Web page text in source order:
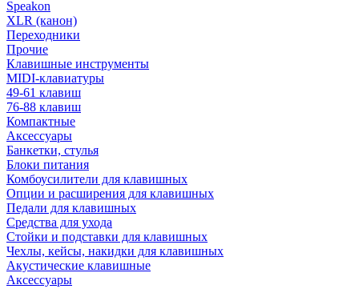
Speakon
XLR (канон)
Переходники
Прочие
Клавишные инструменты
MIDI-клавиатуры
49-61 клавиш
76-88 клавиш
Компактные
Аксессуары
Банкетки, стулья
Блоки питания
Комбоусилители для клавишных
Опции и расширения для клавишных
Педали для клавишных
Средства для ухода
Стойки и подставки для клавишных
Чехлы, кейсы, накидки для клавишных
Акустические клавишные
Аксессуары